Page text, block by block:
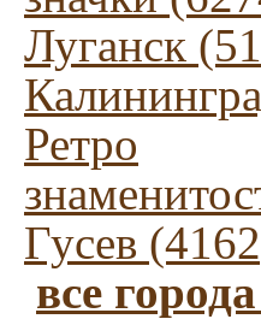
Луганск
Ретро
Гусев
все